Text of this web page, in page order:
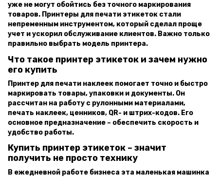
уже не могут обойтись без точного маркирования
товаров. Принтеры для печати этикеток стали
непременным инструментом, который сделал проще
учет и ускорил обслуживание клиентов. Важно только
правильно выбрать модель принтера.
Что такое принтер этикеток и зачем нужно
его купить
Принтер для печати наклеек помогает точно и быстро
маркировать товары, упаковки и документы. Он
рассчитан на работу с рулонными материалами,
печать наклеек, ценников, QR- и штрих-кодов. Его
основное предназначение – обеспечить скорость и
удобство работы.
Купить принтер этикеток – значит
получить не просто технику
В ежедневной работе бизнеса эта маленькая машинка